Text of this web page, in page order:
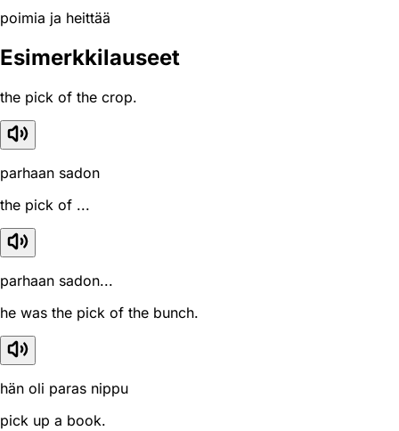
poimia ja heittää
Esimerkkilauseet
the pick of the crop.
parhaan sadon
the pick of ...
parhaan sadon...
he was the pick of the bunch.
hän oli paras nippu
pick up a book.